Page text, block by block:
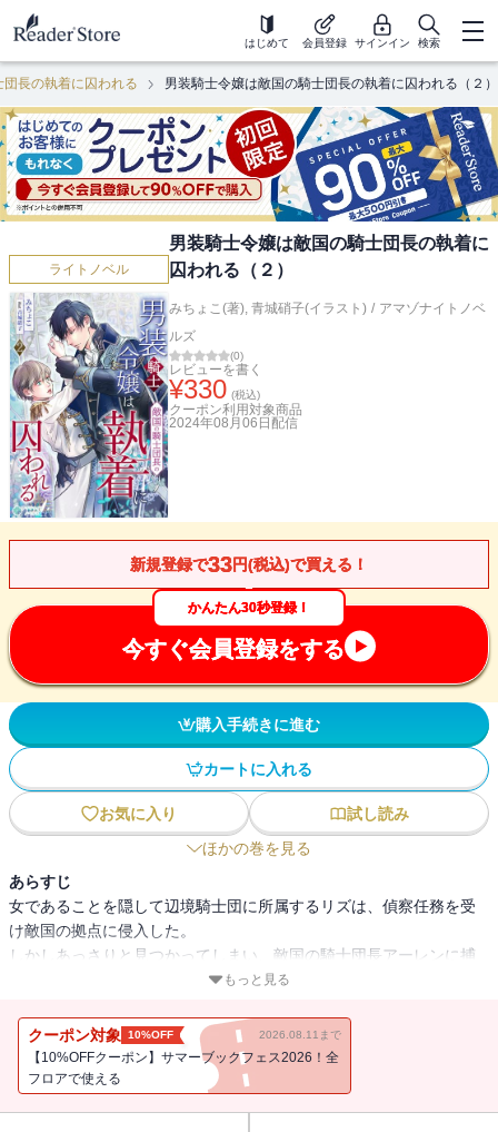
はじめて 会員登録 サインイン 検索
長の執着に囚われる 男装騎士令嬢は敵国の騎士団長の執着に囚われる（２）
ライトノベル
男装騎士令嬢は敵国の騎士団長の執着に
囚われる（２）
みちょこ(著), 青城硝子(イラスト) / アマゾナイトノベ
ルズ
(0)
レビューを書く
¥330 (税込)
クーポン利用対象商品
2024年08月06日 配信
新規登録で33円(税込)で買える！
かんたん30秒登録！
今すぐ会員登録をする
購入手続きに進む
カートに入れる
お気に入り
試し読み
ほかの巻を見る
あらすじ
女であることを隠して辺境騎士団に所属するリズは、偵察任務を受
け敵国の拠点に侵入した。
しかしあっさりと見つかってしまい、敵国の騎士団長アーレンに捕
レンに、恐ろしい拷問を受けるくらいならばと自ら死を選ぼうとし
たリズだったが、なぜかベッドに引きずり込まれ、体を暴かれてし
まう。
もっと見る
クーポン対象 10%OFF 2026.08.11まで
【10%OFFクーポン】サマーブックフェス2026！全
フロアで使える